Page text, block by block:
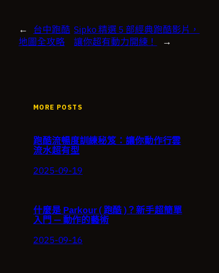
←
台中跑酷
地圖全攻略
Sipko 精選 5 部經典跑酷影片，
讓你超有動力開練！
→
MORE POSTS
跑酷流暢度訓練秘笈：讓你動作行雲
流水超有型
2025-09-19
什麼是 Parkour ( 跑酷 )？新手超簡單
入門 — 動作的藝術
2025-09-16